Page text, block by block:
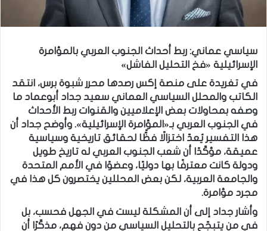
سياسي عماني: ربط أحداث الجنوب العربي بالمؤامرة
الإسرائيلية «فخ التحليل الفاشل»
في تغريدة على منصة إكس رصدها محرر شبوة برس، انتقد
الكاتب والمحلل السياسي العماني سعيد جداد أبوعماد ما
وصفه بمحاولات بعض الإعلاميين والقنوات ربط الأحداث
في الجنوب العربي بـ«المؤامرة الإسرائيلية». وأوضح جداد أن
هذا التفسير يُعدّ اختزالًا فظًّا لحقائق تاريخية وسياسية
عميقة، مؤكّدًا أن شعب الجنوب العربي له تاريخ طويل
ودولة كانت معترفًا بها دوليًا، وعضوًا في الأمم المتحدة
والجامعة العربية، لكن بعض المحللين يختصرون كل هذا في
مجرد مؤامرة.
وأشار جداد إلى أن المشكلة ليست في الجهل فحسب، بل
في من يتبجّح بالتحليل السياسي من دون فهم، مذكّرًا أن